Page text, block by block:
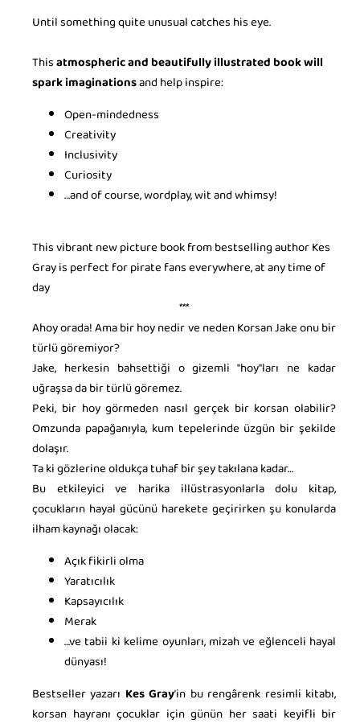
Until something quite unusual catches his eye.
Thisatmospheric and beautifully illustrated book will
spark imaginationsand help inspire:
Open-mindedness
Creativity
Inclusivity
Curiosity
…and of course, wordplay, wit and whimsy!
This vibrant new picture book from bestselling author Kes
Gray is perfect for pirate fans everywhere, at any time of
day
***
Ahoy orada! Ama bir hoy nedir ve neden Korsan Jake onu bir
türlü göremiyor?
Jake, herkesin bahsettiği o gizemli "hoy"ları ne kadar
uğraşsa da bir türlü göremez.
Peki, bir hoy görmeden nasıl gerçek bir korsan olabilir?
Omzunda papağanıyla, kum tepelerinde üzgün bir şekilde
dolaşır.
Ta ki gözlerine oldukça tuhaf bir şey takılana kadar…
Bu etkileyici ve harika illüstrasyonlarla dolu kitap,
çocukların hayal gücünü harekete geçirirken şu konularda
ilham kaynağı olacak:
Açık fikirli olma
Yaratıcılık
Kapsayıcılık
Merak
…ve tabii ki kelime oyunları, mizah ve eğlenceli hayal
dünyası!
Bestseller yazarı Kes Gray’in bu rengârenk resimli kitabı,
korsan hayranı çocuklar için günün her saati keyifli bir